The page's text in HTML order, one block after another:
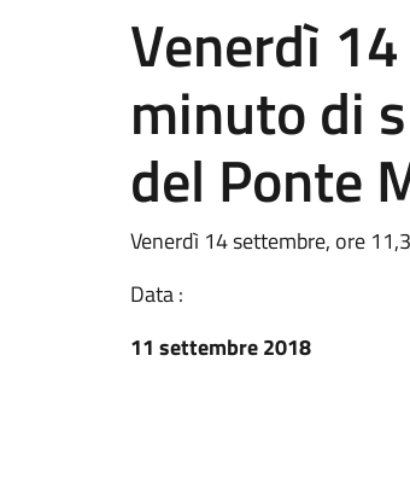
Venerdì
minuto di
del Ponte
Venerdì 14 settembre, ore
Data :
11 settembre 2018